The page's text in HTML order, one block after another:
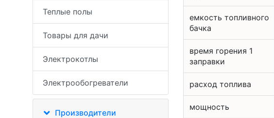
емкость топливного
бачка
время горения 1
заправки
расход топлива
мощность
Теплые полы
Товары для дачи
Электрокотлы
Электрообогреватели
Производители